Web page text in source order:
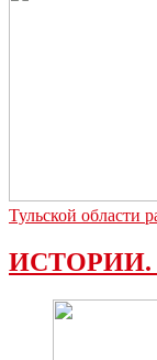
Тульской области